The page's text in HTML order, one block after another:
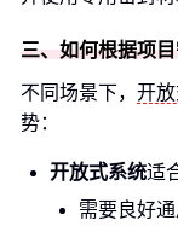
三、如何根据项
不同场景下， 开
势：
开放式系统适
需要良好